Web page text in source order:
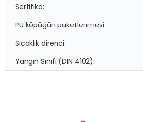
Sertifika:
PU köpüğün paketlenmesi:
Sıcaklık direnci:
Yangın Sınıfı (DIN 4102):